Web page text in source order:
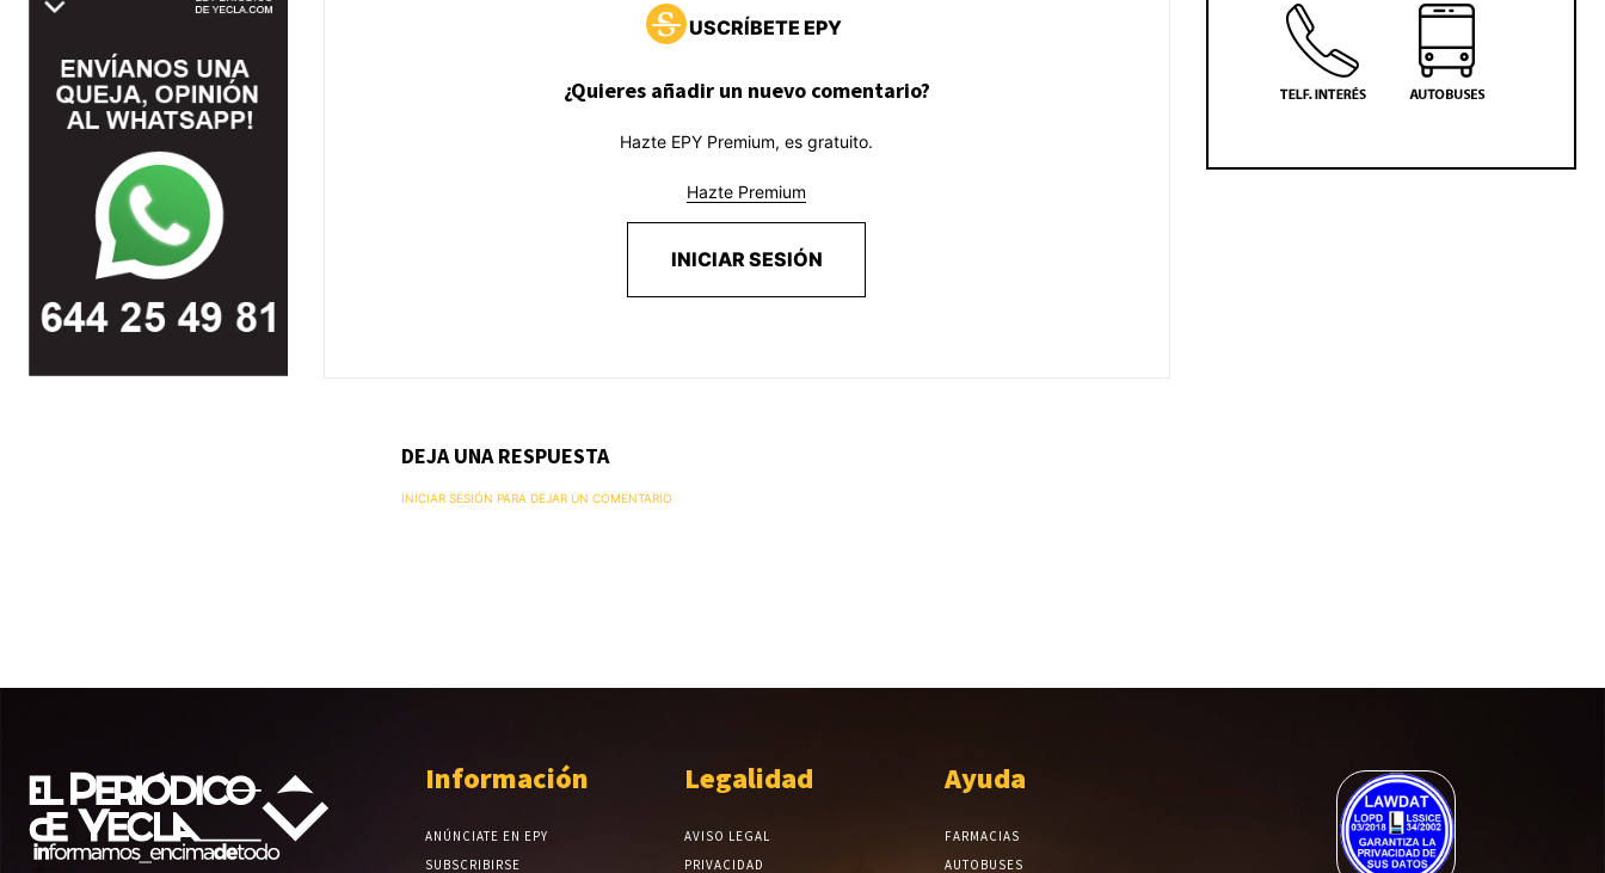
USCRÍBETE EPY
¿Quieres añadir un nuevo comentario?
Hazte EPY Premium, es gratuito.
Hazte Premium
INICIAR SESIÓN
DEJA UNA RESPUESTA
INICIAR SESIÓN PARA DEJAR UN COMENTARIO
Información
ANÚNCIATE EN EPY
SUBSCRIBIRSE
Legalidad
AVISO LEGAL
PRIVACIDAD
Ayuda
FARMACIAS
AUTOBUSES